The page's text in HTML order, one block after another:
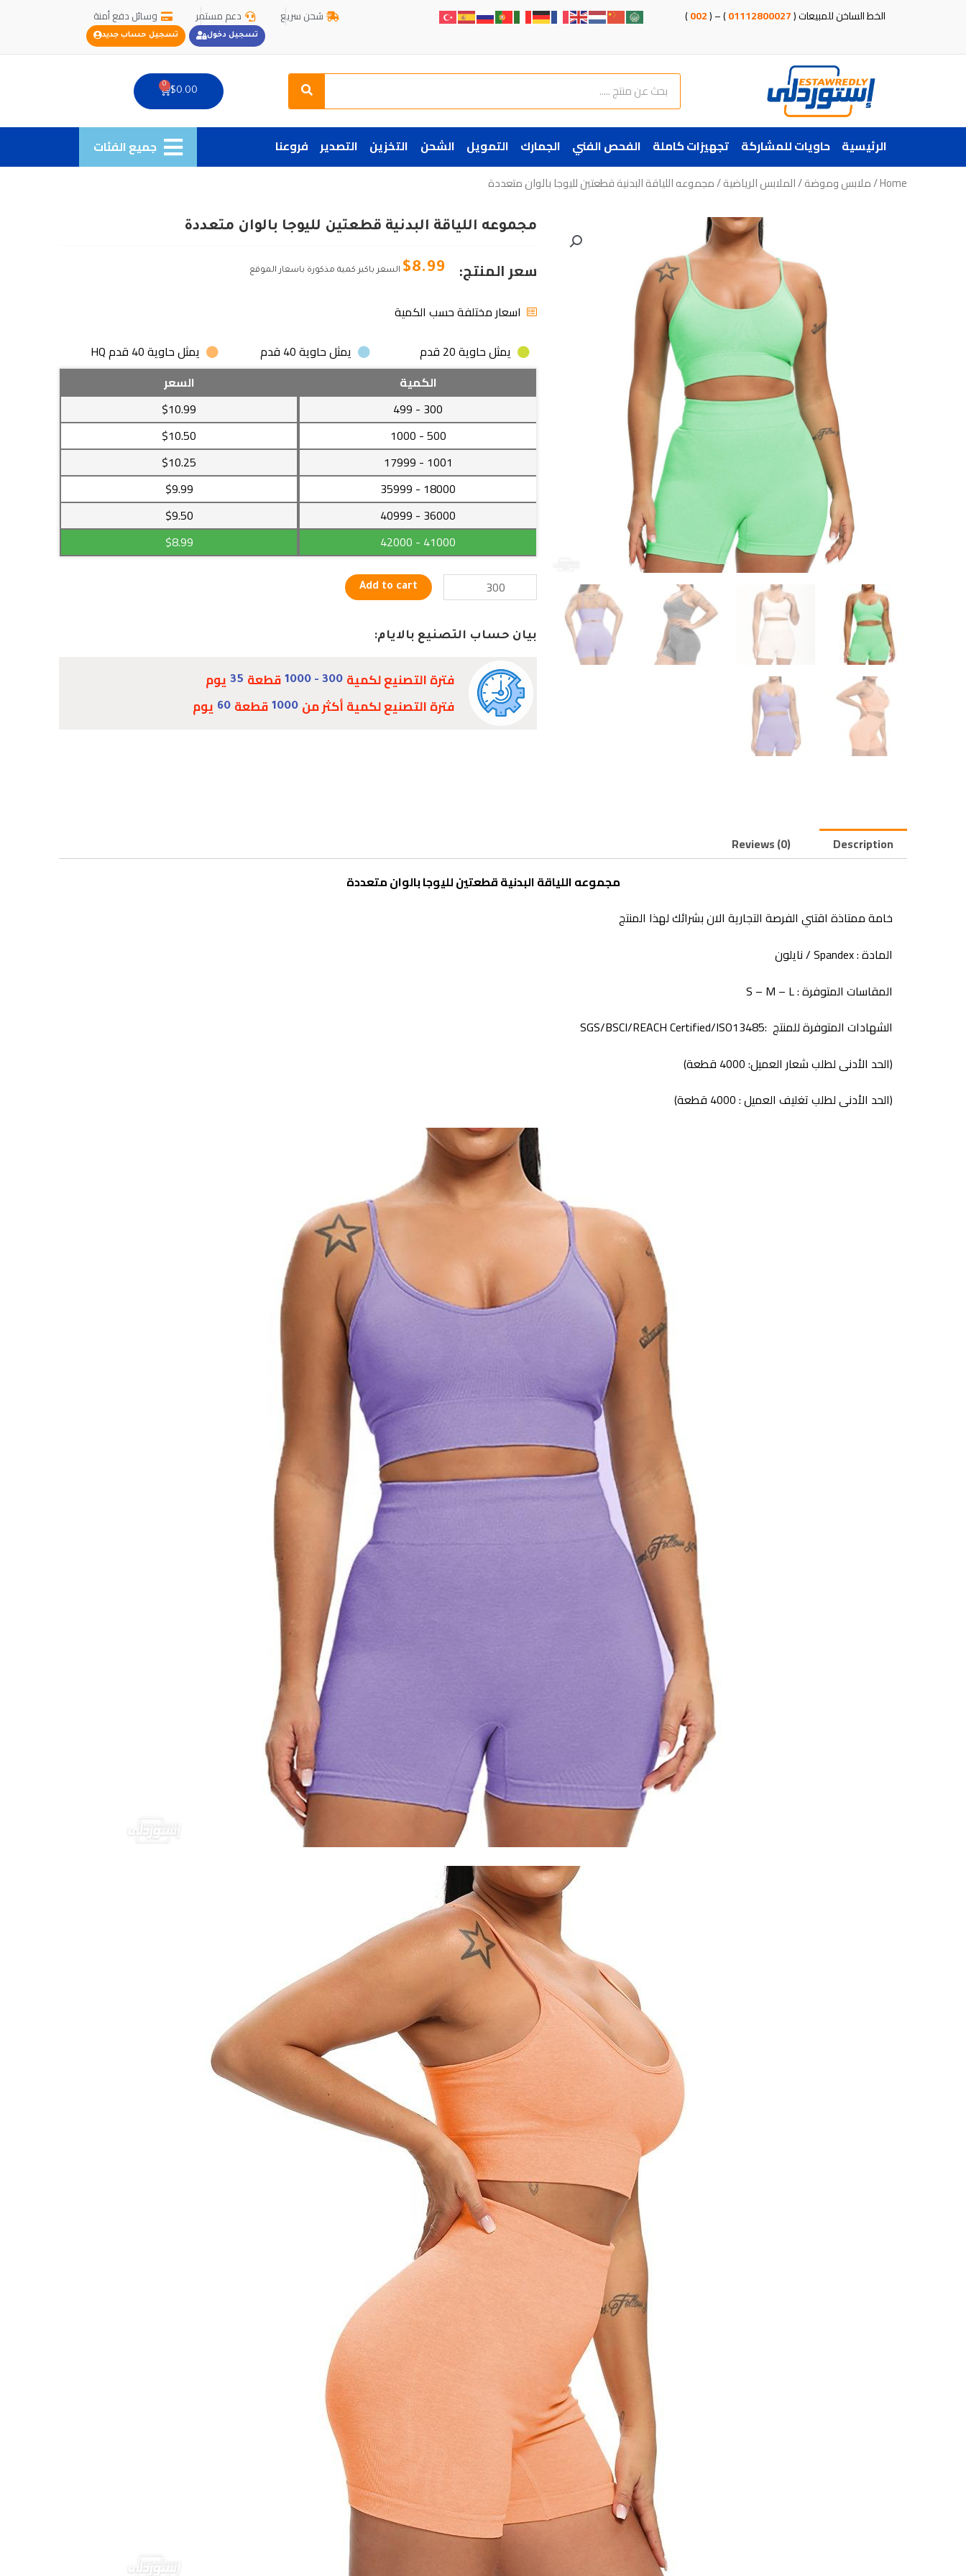
الخط الساخن للمبيعات (01112800027
) – (
002
) شحن سريع دعم مستمر وسائل دفع أمنة
تسجيل دخول تسجيل حساب جديد
Search
Search
$0.00
0
Cart
الرئيسية حاويات للمشاركة تجهيزات كاملة الفحص الفني الجمارك التمويل الشحن التخزين التصدير فروعنا جميع الفئات
Home
/ملابس وموضة/الملابس الرياضية/ مجموعه اللياقة البدنية قطعتين لليوجا بالوان متعددة
مجموعه اللياقة البدنية قطعتين لليوجا بالوان متعددة
سعر المنتج: $8.99 السعر باكبر كمية مذكورة باسعار الموقع
اسعار مختلفة حسب الكمية
يمثل حاوية 20 قدم
يمثل حاوية 40 قدم
يمثل حاوية 40 قدم HQ
الكمية
السعر
300
- 499
$10.99
500
- 1000
$10.50
1001
- 17999
$10.25
18000
- 35999
$9.99
36000
- 40999
$9.50
41000
- 42000
$8.99
مجموعه
اللياقة
قطعتين
لليوجا
متعددة
quantity
Add to cart
بيان حساب التصنيع بالايام:
فترة التصنيع لكمية 300 - 1000 قطعة 35 يوم
فترة التصنيع لكمية أكثر من 1000 قطعة 60 يوم
Description
Reviews (0)
مجموعه اللياقة البدنية قطعتين لليوجا بالوان متعددة
خامة ممتاذة اقتني الفرصة التجارية الان بشرائك لهذا المنتج
المادة :Spandex / نايلون
المقاسات المتوفرة : S – M – L
الشهادات المتوفرة للمنتج :SGS/BSCI/REACH Certified/ISO13485
(الحد الأدنى لطلب شعار العميل: 4000 قطعة)
(الحد الأدنى لطلب تغليف العميل : 4000 قطعة)